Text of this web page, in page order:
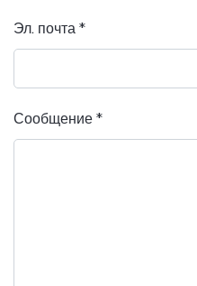
Эл. почта *
Сообщение *